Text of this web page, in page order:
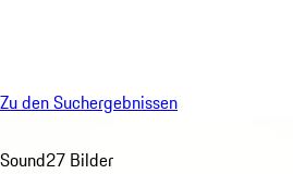
Zu den Suchergebnissen
Sound27 Bilder